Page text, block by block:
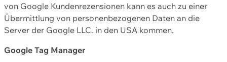
von Google Kundenrezensionen kann es auch zu einer
Übermittlung von personenbezogenen Daten an die
Server der Google LLC. in den USA kommen.
Google Tag Manager